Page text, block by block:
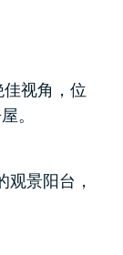
视角，位
。
景阳台，